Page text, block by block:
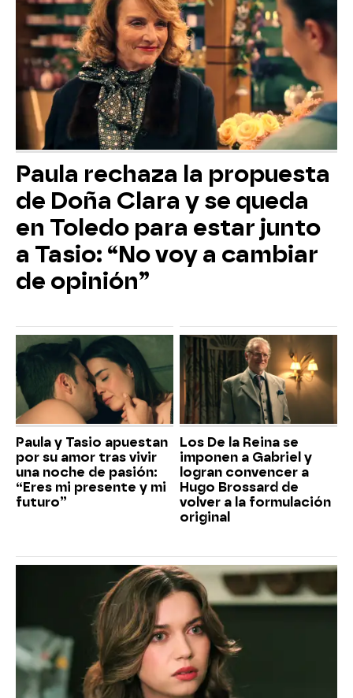
Paula rechaza la propuesta
de Doña Clara y se queda
en Toledo para estar junto
a Tasio: “No voy a cambiar
de opinión”
Paula y Tasio apuestan
por su amor tras vivir
una noche de pasión:
“Eres mi presente y mi
futuro”
Los De la Reina se
imponen a Gabriel y
logran convencer a
Hugo Brossard de
volver a la formulación
original